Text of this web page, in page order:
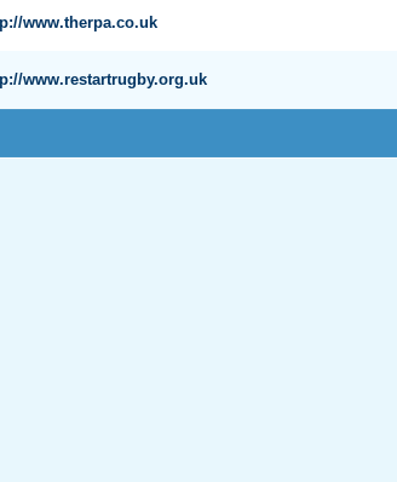
www.therpa.co.uk
www.restartrugby.org.uk